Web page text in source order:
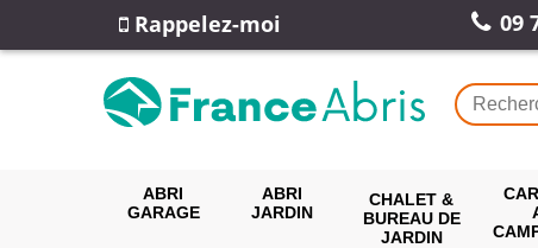
Rappelez-moi 09
ABRI
GARAGE
ABRI
JARDIN
CHALET &
BUREAU DE
JARDIN